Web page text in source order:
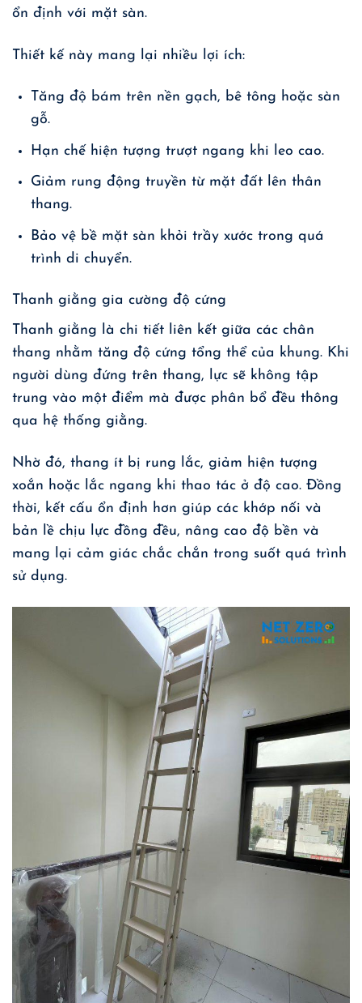
ổn định với mặt sàn.
Thiết kế này mang lại nhiều lợi ích:
Tăng độ bám trên nền gạch, bê tông hoặc sàn
gỗ.
Hạn chế hiện tượng trượt ngang khi leo cao.
Giảm rung động truyền từ mặt đất lên thân
thang.
Bảo vệ bề mặt sàn khỏi trầy xước trong quá
trình di chuyển.
Thanh giằng gia cường độ cứng
Thanh giằng là chi tiết liên kết giữa các chân
thang nhằm tăng độ cứng tổng thể của khung. Khi
người dùng đứng trên thang, lực sẽ không tập
trung vào một điểm mà được phân bổ đều thông
qua hệ thống giằng.
Nhờ đó, thang ít bị rung lắc, giảm hiện tượng
xoắn hoặc lắc ngang khi thao tác ở độ cao. Đồng
thời, kết cấu ổn định hơn giúp các khớp nối và
bản lề chịu lực đồng đều, nâng cao độ bền và
mang lại cảm giác chắc chắn trong suốt quá trình
sử dụng.